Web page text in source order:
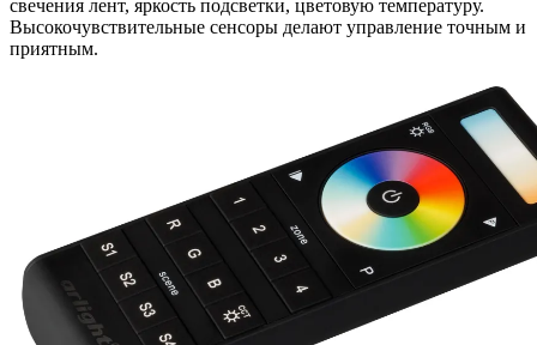
свечения лент, яркость подсветки, цветовую температуру.
Высокочувствительные сенсоры делают управление точным и
приятным.